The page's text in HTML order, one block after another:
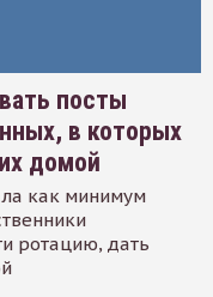
посты
в которых
домой
как минимум
ротацию, дать